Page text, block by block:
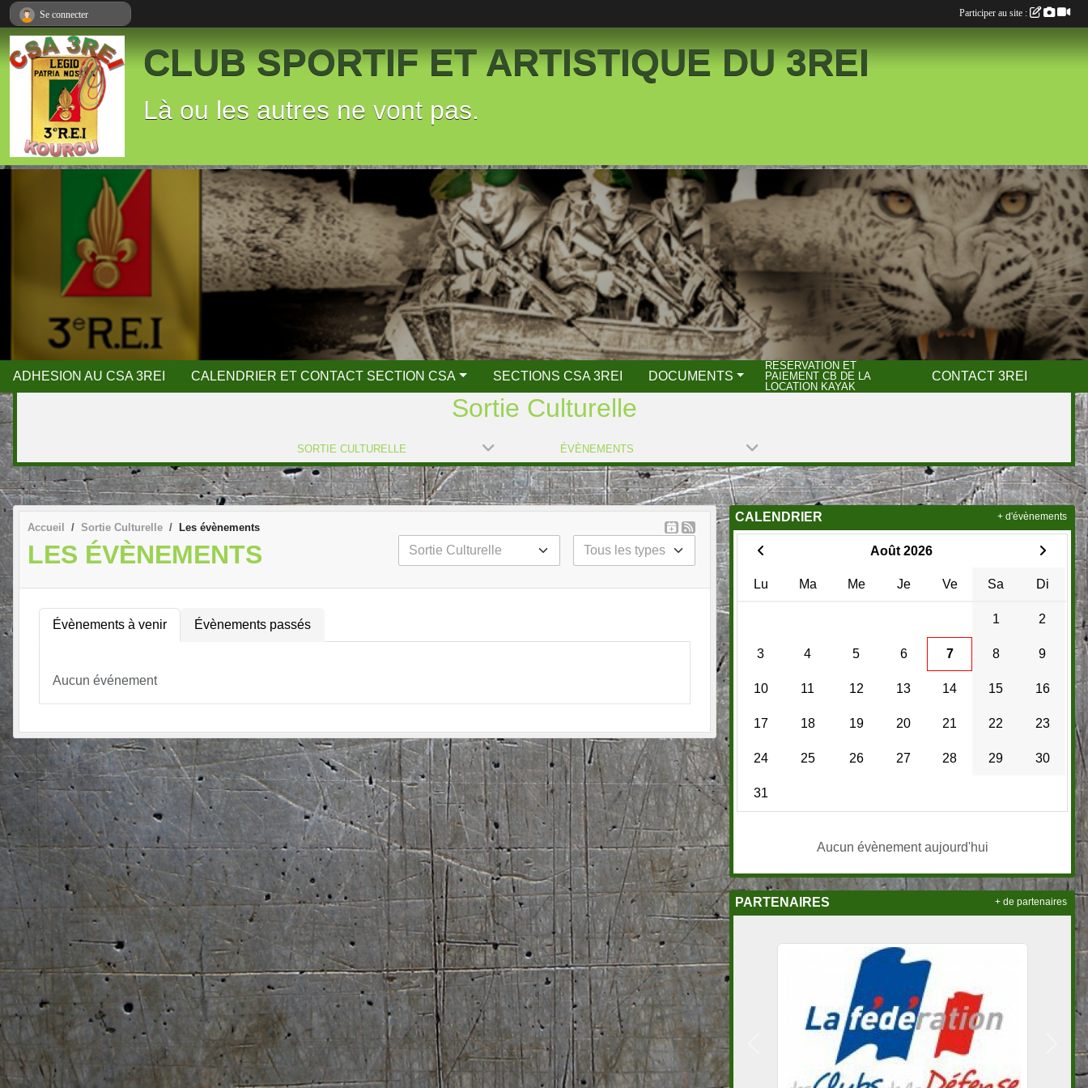
CLUB SPORTIF ET ARTISTIQUE DU 3REI
Là ou les autres ne vont pas.
ADHESION AU CSA 3REI CALENDRIER ET CONTACT SECTION CSA SECTIONS CSA 3REI DOCUMENTS
RESERVATION ET
PAIEMENT CB DE LA
LOCATION KAYAK
CONTACT 3REI
Sortie Culturelle
SORTIE CULTURELLE ÉVÈNEMENTS
Accueil Sortie Culturelle Les évènements
LES ÉVÈNEMENTS
Évènements à venir Évènements passés
Aucun événement
CALENDRIER
Août 2026
Lu Ma Me Je Ve Sa Di
1 2
3 4 5 6 7 8 9
10 11 12 13 14 15 16
17 18 19 20 21 22 23
24 25 26 27 28 29 30
31
Aucun évènement aujourd'hui
+ d'évènements
PARTENAIRES + de partenaires
Se connecter Participer au site :
Panneau de gestion des cookies